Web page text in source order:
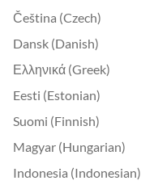
Čeština (Czech)
Dansk (Danish)
Ελληνικά (Greek)
Eesti (Estonian)
Suomi (Finnish)
Magyar (Hungarian)
Indonesia (Indonesian)